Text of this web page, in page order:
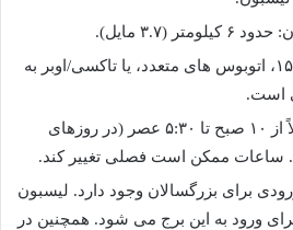
(۳.۷ مایل).
دسترسی: با تراموا ۱۵E، اتوبوس های متعدد، یا تاکسی/اوبر به
است.
ساعات بازدید: معمولاً از ۱۰ صبح تا ۵:۳۰ عصر (در روزهای
ساعات ممکن است فصلی تغییر کند.
برای بزرگسالان وجود دارد. لیسبون
ورود به این برج می شود. همچنین در